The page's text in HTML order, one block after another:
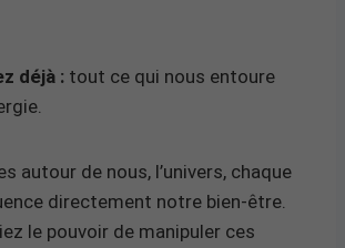
déjà : tout ce qui nous entoure
autour de nous, l’univers, chaque
directement notre bien-être.
le pouvoir de manipuler ces